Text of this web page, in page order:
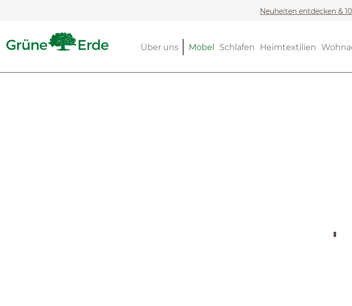
Neuheiten entdecken &
Möbel Schlafen Heimtextilien
Über uns